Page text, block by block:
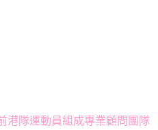
港隊運動員組成專業顧問團隊